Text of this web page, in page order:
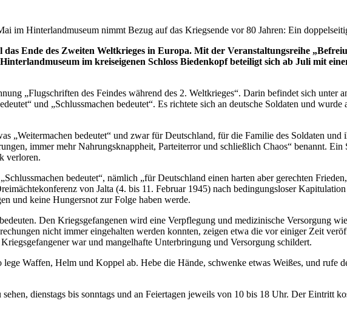
im Hinterlandmuseum nimmt Bezug auf das Kriegsende vor 80 Jahren: Ein
Ende des Zweiten Weltkrieges in Europa. Mit der Veranstaltungsreihe
im kreiseigenen Schloss Biedenkopf beteiligt sich ab Juli mit
„Flugschriften des Feindes während des 2. Weltkrieges“. Darin befindet sich unter
und „Schlussmachen bedeutet“. Es richtete sich an deutsche Soldaten und
„Weitermachen bedeutet“ und zwar für Deutschland, für die Familie des Soldaten und
immer mehr Nahrungsknappheit, Parteiterror und schließlich Chaos“ benannt. Ein
verloren.
bedeutet“, nämlich „für Deutschland einen harten aber gerechten
von Jalta (4. bis 11. Februar 1945) nach bedingungsloser
und keine Hungersnot zur Folge haben werde.
Den Kriegsgefangenen wird eine Verpflegung und medizinische Versorgung
nicht immer eingehalten werden konnten, zeigen etwa die vor einiger Zeit
war und mangelhafte Unterbringung und Versorgung schildert.
Waffen, Helm und Koppel ab. Hebe die Hände, schwenke etwas Weißes, und rufe
dienstags bis sonntags und an Feiertagen jeweils von 10 bis 18 Uhr. Der Eintritt